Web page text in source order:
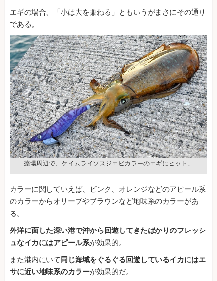
エギの場合、「小は大を兼ねる」ともいうがまさにその通り
である。
藻場周辺で、ケイムライソスジエビカラーのエギにヒット。
カラーに関していえば、ピンク、オレンジなどのアピール系
のカラーからオリーブやブラウンなど地味系のカラーがあ
る。
外洋に面した深い港で沖から回遊してきたばかりのフレッシ
ュなイカにはアピール系が効果的。
また港内にいて 同じ海域をぐるぐる回遊しているイカにはエ
サに近い地味系のカラーが効果的だ。